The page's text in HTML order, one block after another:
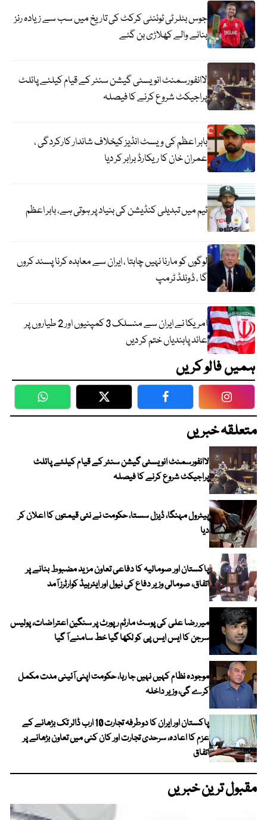
جوس بٹلر ٹی ٹوئنٹی کرکٹ کی تاریخ میں سب سے زیادہ رنز
بنانے والے کھلاڑی بن گئے
لاانفورسمنٹ انویسٹی گیشن سنٹر کے قیام کیلئے پائلٹ
پراجیکٹ شروع کرنے کا فیصلہ
بابر اعظم کی ویسٹ انڈیز کیخلاف شاندار کارکردگی ،
عمران خان کا ریکارڈ برابر کر دیا
ٹیم میں تبدیلی کنڈیشن کی بنیاد پر ہوتی ہے، بابر اعظم
لوگوں کو مارنا نہیں چاہتا ، ایران سے معاہدہ کرنا پسند کروں
گا ، ڈونلڈ ٹرمپ
امریکا نے ایران سے منسلک 3 کمپنیوں اور 2 طیاروں پر
عائد پابندیاں ختم کر دیں
ہمیں فالو کریں
WhatsApp Twitter Facebook
متعلقہ خبریں
لاانفورسمنٹ انویسٹی گیشن سنٹر کے قیام کیلئے پائلٹ
پراجیکٹ شروع کرنے کا فیصلہ
پیٹرول مہنگا، ڈیزل سستا، حکومت نے نئی قیمتوں کا اعلان کر
دیا
پاکستان اور صومالیہ کا دفاعی تعاون مزید مضبوط بنانے پر
اتفاق، صومالی وزیر دفاع کی نیول اور ایئرہیڈ کوارٹرز آمد
میر رضا علی کی پوسٹ مارٹم رپورٹ پر سنگین اعتراضات، پولیس
سرجن کا ایس ایس پی کو لکھا گیا خط سامنے آ گیا
موجودہ نظام کہیں نہیں جا رہا، حکومت اپنی آئینی مدت مکمل
کرے گی، وزیر داخلہ
پاکستان اور ایران کا دوطرفہ تجارت 10 ارب ڈالر تک بڑھانے کے
عزم کا اعادہ، سرحدی تجارت اور کان کنی میں تعاون بڑھانے پر
اتفاق
مقبول ترین خبریں